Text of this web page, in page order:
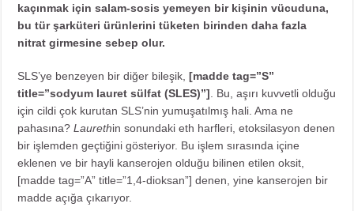
kaçınmak için salam-sosis yemeyen bir kişinin vücuduna,
bu tür şarküteri ürünlerini tüketen birinden daha fazla
nitrat girmesine sebep olur.
SLS’ye benzeyen bir diğer bileşik,[madde tag=”S”
title=”sodyum lauret sülfat (SLES)”] . Bu, aşırı kuvvetli olduğu
için cildi çok kurutan SLS’nin yumuşatılmış hali. Ama ne
pahasına?Laurethin sonundaki eth harfleri, etoksilasyon denen
bir işlemden geçtiğini gösteriyor. Bu işlem sırasında içine
eklenen ve bir hayli kanserojen olduğu bilinen etilen oksit,
[madde tag=”A” title=”1,4-dioksan”] denen, yine kanserojen bir
madde açığa çıkarıyor.